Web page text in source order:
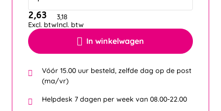
In winkelwagen
2,63
Excl. btw
3,18
Incl. btw
Vóór 15.00 uur besteld, zelfde dag op de post
(ma/vr)
Helpdesk 7 dagen per week van 08.00-22.00